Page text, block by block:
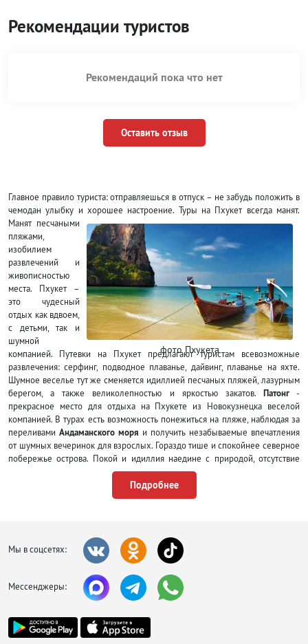
Рекомендации туристов
Рекомендаций пока что нет
Оставить отзыв
Главное правило туриста: отправляешься в отпуск – не забудь положить в
чемодан улыбку и хорошее настроение. Туры на Пхукет всегда манят.
Манят
фото Пхукета
песчаными
пляжами,
изобилием
развлечений и
живописностью
места. Пхукет –
это чудесный
отдых как вдвоем,
с детьми, так и
шумной
компанией. Путевки на Пхукет предлагают туристам всевозможные
развлечения: серфинг, подводное плаванье, дайвинг, плаванье на яхте.
Шумное веселье тут же сменяется идиллией песчаных пляжей, лазурным
берегом, а также великолепностью и яркостью закатов. Патонг-
прекрасное место для отдыха на Пхукете из Новокузнецка веселой
компанией. В турах есть возможность понежиться на пляже, наблюдая за
переливами Андаманского моря и получить незабываемые впечатления
от шумных вечеринок для взрослых. Гораздо тише и спокойнее северное
побережье острова. Покой и идиллия наедине с природой, отсутствие
суеты и городского шума – вот что ждет вас на
лесистые холмы, горы, обрывы и утесы – вот что привлекает туристов со
всего мира. Кстати, «Пхукет», с местного языка переводится как «Гора».
Погода на Пхукете – когда лучше
лететь отдыхать?
У природы нет плохой погоды — это про Пхукет! Есть только ваш настрой
жаркий, прохладный, «сезон дождей», так когда же лучше лететь отдыхать
на Пхукет и чего ждать в то или иное время года?
Подробнее
Мы в соцсетях:
Мессенджеры: